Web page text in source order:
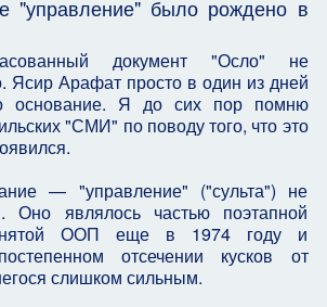
"управление" было рождено в
документ "Осло" не
Ясир Арафат просто в один из дней
основание. Я до сих пор помню
"СМИ" по поводу того, что это
— "управление" ("сульта") не
Оно являлось частью поэтапной
ООП еще в 1974 году и
отсечении кусков от
слишком сильным.